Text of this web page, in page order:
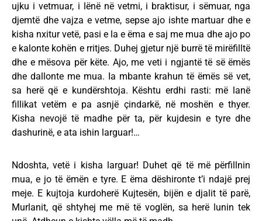
ujku i vetmuar, i lënë në vetmi, i braktisur, i sëmuar, nga
djemtë dhe vajza e vetme, sepse ajo ishte martuar dhe e
kisha nxitur vetë, pasi e la e ëma e saj me mua dhe ajo po
e kalonte kohën e rritjes. Duhej gjetur një burrë të mirëfilltë
dhe e mësova për këte. Ajo, me veti i ngjantë të së ëmës
dhe dallonte me mua. Ia mbante krahun të ëmës së vet,
sa herë që e kundërshtoja. Kështu erdhi rasti: më lanë
fillikat vetëm e pa asnjë çindarkë, në moshën e thyer.
Kisha nevojë të madhe për ta, për kujdesin e tyre dhe
dashurinë, e ata ishin larguar!…
Ndoshta, vetë i kisha larguar! Duhet që të më përfillnin
mua, e jo të ëmën e tyre. E ëma dëshironte t’i ndajë prej
meje. E kujtoja kurdoherë Kujtesën, bijën e djalit të parë,
Murlanit, që shtyhej me më të voglën, sa herë lunin tek